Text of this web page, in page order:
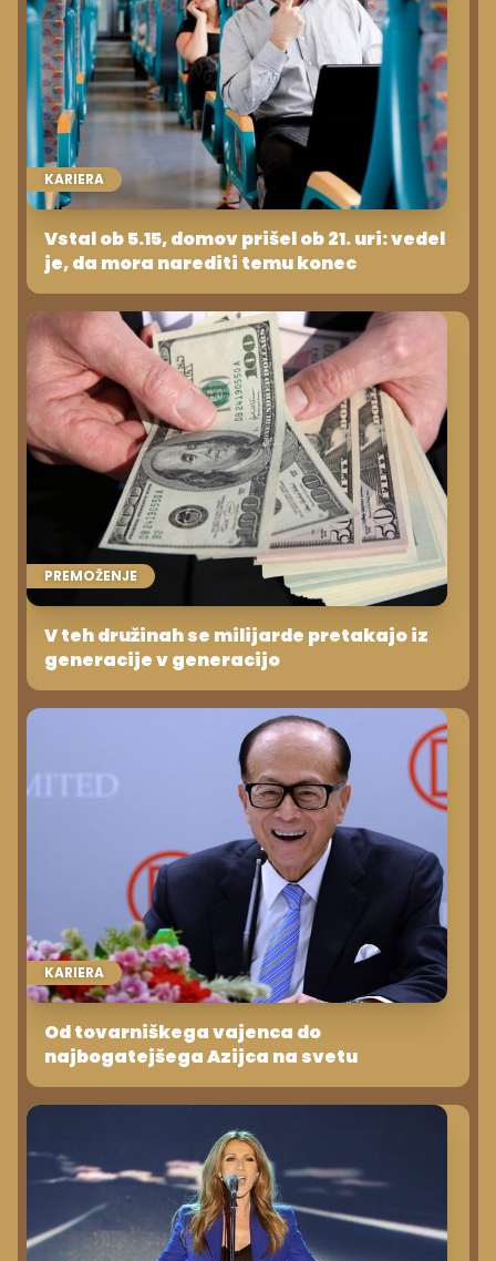
KARIERA
Vstal ob 5.15, domov prišel ob 21. uri: vedel
je, da mora narediti temu konec
PREMOŽENJE
V teh družinah se milijarde pretakajo iz
generacije v generacijo
KARIERA
Od tovarniškega vajenca do
najbogatejšega Azijca na svetu